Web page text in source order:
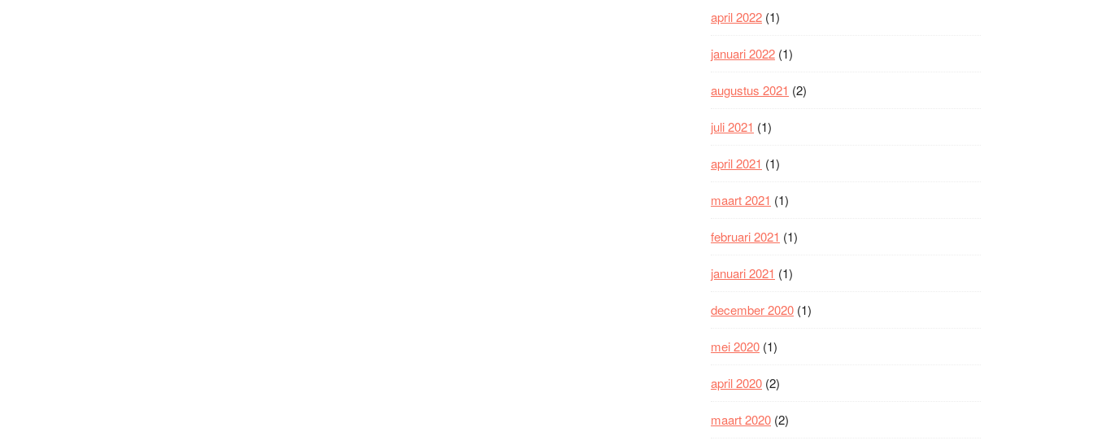
april 2022 (1)
januari 2022 (1)
augustus 2021 (2)
juli 2021 (1)
april 2021 (1)
maart 2021 (1)
februari 2021 (1)
januari 2021 (1)
december 2020 (1)
mei 2020 (1)
april 2020 (2)
maart 2020 (2)